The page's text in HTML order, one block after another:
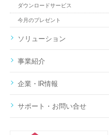
ダウンロードサービス
今月のプレゼント
ソリューション
事業紹介
企業・IR情報
サポート・お問い合せ